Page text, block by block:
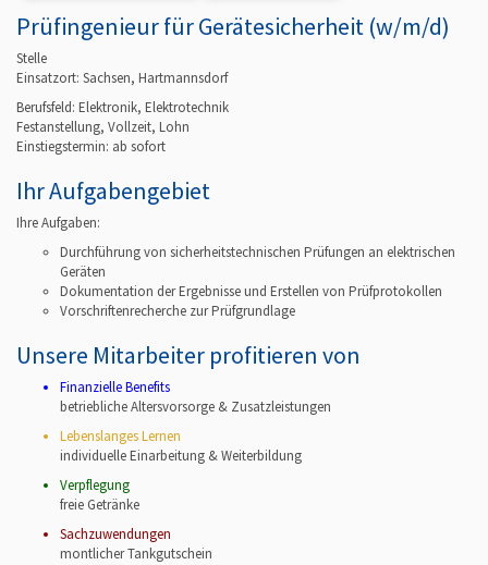
Prüfingenieur für Gerätesicherheit (w/m/d)
Stelle
Einsatzort: Sachsen, Hartmannsdorf
Berufsfeld: Elektronik, Elektrotechnik
Festanstellung, Vollzeit, Lohn
Einstiegstermin: ab sofort
Ihr Aufgabengebiet
Ihre Aufgaben:
Durchführung von sicherheitstechnischen Prüfungen an elektrischen
Geräten
Dokumentation der Ergebnisse und Erstellen von Prüfprotokollen
Vorschriftenrecherche zur Prüfgrundlage
Unsere Mitarbeiter profitieren von
Finanzielle Benefits
betriebliche Altersvorsorge & Zusatzleistungen
Lebenslanges Lernen
individuelle Einarbeitung & Weiterbildung
Verpflegung
freie Getränke
Sachzuwendungen
montlicher Tankgutschein